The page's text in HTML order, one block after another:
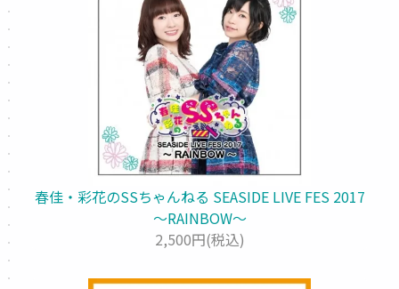
春佳・彩花のSSちゃんねる SEASIDE LIVE FES 2017
～RAINBOW～
2,500円(税込)